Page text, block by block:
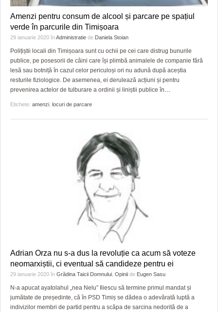
Amenzi pentru consum de alcool și parcare pe spațiul
verde în parcurile din Timișoara
29 ianuarie 2020 înAdministratie de Daniela Stoian
Polițiștii locali din Timișoara sunt cu ochii pe cei care distrug bunurile
publice, pe posesorii de câini care își plimbă animalele de companie fără
lesă sau botniță în cazul celor periculoși ori nu adună după aceștia
resturile fiziologice. De asemenea, ei derulează acțiuni și pentru
prevenirea actelor de tulburare a ordinii și liniștii publice în
Etichete: amenzi locuri de parcare
Adrian Orza nu s-a dus la revoluție ca acum să voteze
neomarxiștii, ci eventual să candideze pentru ei
29 ianuarie 2020 în Grădina Taicii Domnului Opinii de Eugen Sasu
N-a apucat ayatolahul „nea Nelu” Iliescu să termine primul mandat și
jumătate de președinte, că în PSD Timiș se dădea o adevărată luptă a
indivizilor membri de partid pentru a scăpa de sarcina nedorită de a